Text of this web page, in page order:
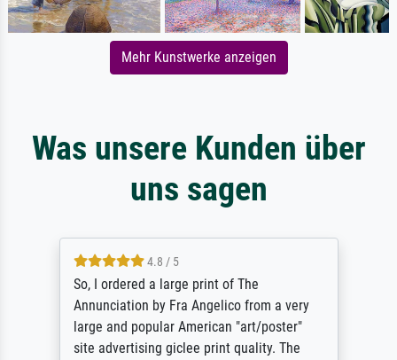
Mehr Kunstwerke anzeigen
Was unsere Kunden über
uns sagen
4.8 / 5
So, I ordered a large print of The
Annunciation by Fra Angelico from a very
large and popular American "art/poster"
site advertising giclee print quality. The